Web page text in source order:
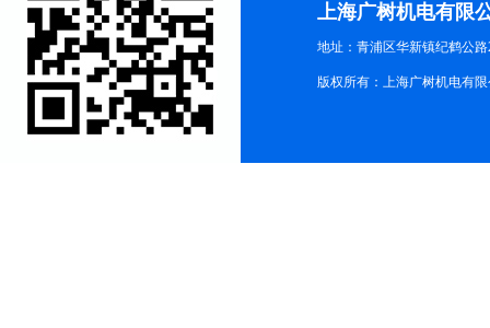
上海广树机电有限
地址：青浦区华新镇纪鹤公路
版权所有：上海广树机电有